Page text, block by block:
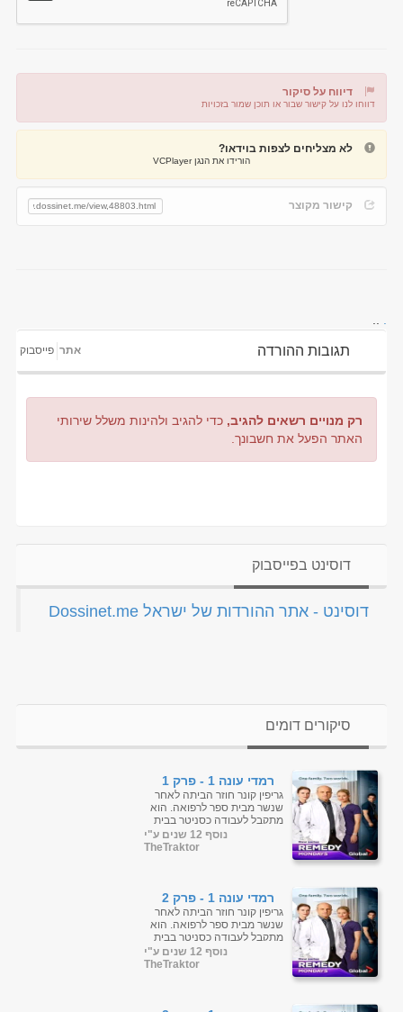
דיווח על סיקור
דווחו לנו על קישור שבור או תוכן שמור בזכויות
דיווח על קישור שבור
לא מצליחים לצפות בוידאו?
הורידו את הנגן VCPlayer
קישור מקוצר
תגובות ההורדה אתר פייסבוק
רק מנויים רשאים להגיב, כדי להגיב ולהינות משלל שירותי
האתר הפעל את חשבונך.
דוסינט בפייסבוק
‏דוסינט - אתר ההורדות של ישראל Dossinet.me‏
סיקורים דומים
רמדי עונה 1 - פרק 1
גריפין קונר חוזר הביתה לאחר
שנשר מבית ספר לרפואה. הוא
מתקבל לעבודה כסניטר בבית
החולים שבו אביו, מנהל בית
החולים, ואחיותיו, אחות
נוסף 12 שנים ע"י
TheTraktor
רמדי עונה 1 - פרק 2
גריפין קונר חוזר הביתה לאחר
שנשר מבית ספר לרפואה. הוא
מתקבל לעבודה כסניטר בבית
החולים שבו אביו, מנהל בית
החולים, ואחיותיו, אחות
נוסף 12 שנים ע"י
TheTraktor